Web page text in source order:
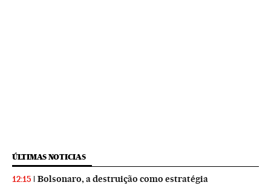
ÚLTIMAS NOTICIAS
12:15 Bolsonaro, a destruição como estratégia